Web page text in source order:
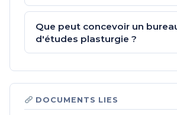
Que peut concevoir un
d'études plasturgie ?
DOCUMENTS LIES